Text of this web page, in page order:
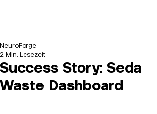
Success Story: Seda
Waste Dashboard
NeuroForge
2 Min. Lesezeit